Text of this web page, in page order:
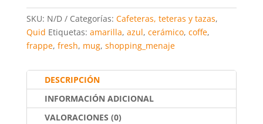
cantidad
c
e
b
o
o
k
itt
er
ai
l
at
s
A
p
p
er
e
st
m
p
ar
tir
SKU: N/D Categorías: Cafeteras, teteras y tazas,
Quid Etiquetas: amarilla, azul, cerámico, coffe,
frappe, fresh, mug, shopping_menaje
DESCRIPCIÓN
INFORMACIÓN ADICIONAL
VALORACIONES (0)